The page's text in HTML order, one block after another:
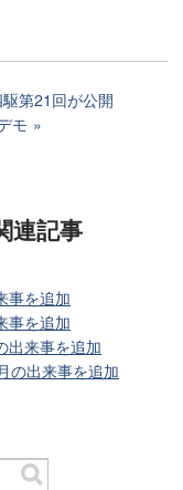
第21回が公開
モ
連記事
事を追加
事を追加
出来事を追加
の出来事を追加